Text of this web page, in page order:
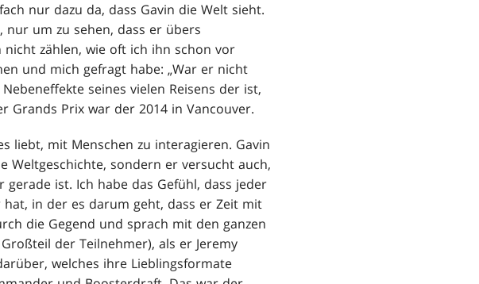
nur dazu da, dass Gavin die Welt sieht.
nur um zu sehen, dass er übers
zählen, wie oft ich ihn schon vor
und mich gefragt habe: „War er nicht
seines vielen Reisens der ist,
Grands Prix war der 2014 in Vancouver.
liebt, mit Menschen zu interagieren. Gavin
sondern er versucht auch,
ist. Ich habe das Gefühl, dass jeder
in der es darum geht, dass er Zeit mit
die Gegend und sprach mit den ganzen
der Teilnehmer), als er Jeremy
welches ihre Lieblingsformate